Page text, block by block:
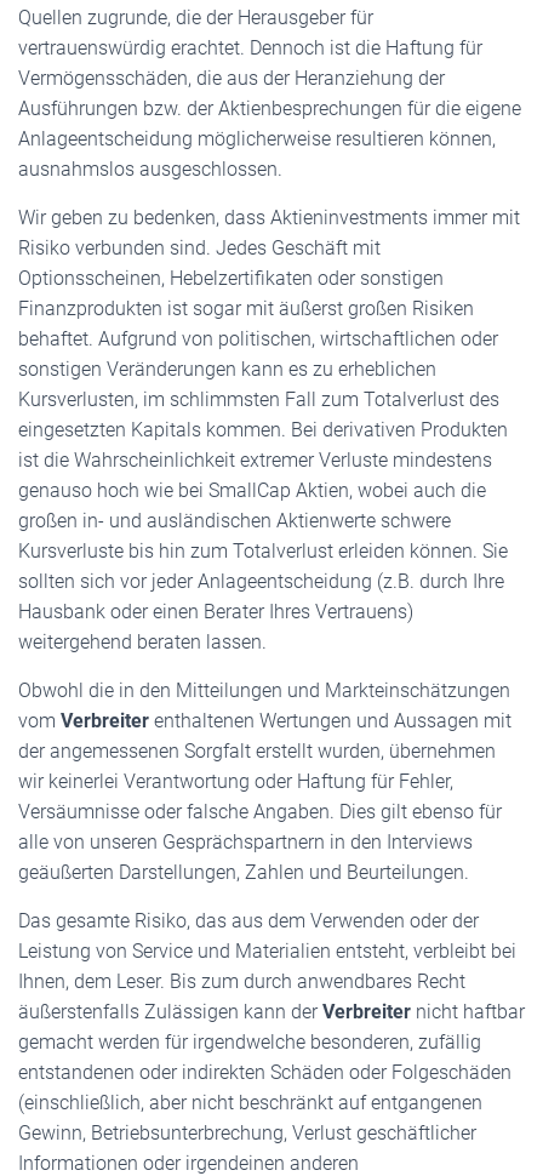
Quellen zugrunde, die der Herausgeber für
vertrauenswürdig erachtet. Dennoch ist die Haftung für
Vermögensschäden, die aus der Heranziehung der
Ausführungen bzw. der Aktienbesprechungen für die eigene
Anlageentscheidung möglicherweise resultieren können,
ausnahmslos ausgeschlossen.
Wir geben zu bedenken, dass Aktieninvestments immer mit
Risiko verbunden sind. Jedes Geschäft mit
Optionsscheinen, Hebelzertifikaten oder sonstigen
Finanzprodukten ist sogar mit äußerst großen Risiken
behaftet. Aufgrund von politischen, wirtschaftlichen oder
sonstigen Veränderungen kann es zu erheblichen
Kursverlusten, im schlimmsten Fall zum Totalverlust des
eingesetzten Kapitals kommen. Bei derivativen Produkten
ist die Wahrscheinlichkeit extremer Verluste mindestens
genauso hoch wie bei SmallCap Aktien, wobei auch die
großen in- und ausländischen Aktienwerte schwere
Kursverluste bis hin zum Totalverlust erleiden können. Sie
sollten sich vor jeder Anlageentscheidung (z.B. durch Ihre
Hausbank oder einen Berater Ihres Vertrauens)
weitergehend beraten lassen.
Obwohl die in den Mitteilungen und Markteinschätzungen
vom Verbreiter enthaltenen Wertungen und Aussagen mit
der angemessenen Sorgfalt erstellt wurden, übernehmen
wir keinerlei Verantwortung oder Haftung für Fehler,
Versäumnisse oder falsche Angaben. Dies gilt ebenso für
alle von unseren Gesprächspartnern in den Interviews
geäußerten Darstellungen, Zahlen und Beurteilungen.
Das gesamte Risiko, das aus dem Verwenden oder der
Leistung von Service und Materialien entsteht, verbleibt bei
Ihnen, dem Leser. Bis zum durch anwendbares Recht
äußerstenfalls Zulässigen kann derVerbreiter nicht haftbar
gemacht werden für irgendwelche besonderen, zufällig
entstandenen oder indirekten Schäden oder Folgeschäden
(einschließlich, aber nicht beschränkt auf entgangenen
Gewinn, Betriebsunterbrechung, Verlust geschäftlicher
Informationen oder irgendeinen anderen